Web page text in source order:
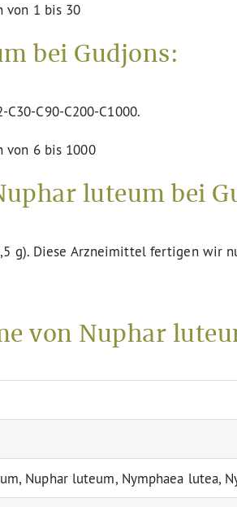
von 1 bis 30
bei Gudjons:
C90-C200-C1000.
von 6 bis 1000
luteum bei
g). Diese Arzneimittel fertigen wir
von Nuphar
Nuphar luteum, Nymphaea lutea,